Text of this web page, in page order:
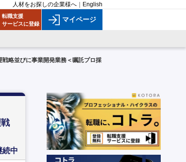
人材をお探しの企業様へ English
転職支援
サービスに登録
マイページ
略並びに事業開発業務＜嘱託プロ採
続中